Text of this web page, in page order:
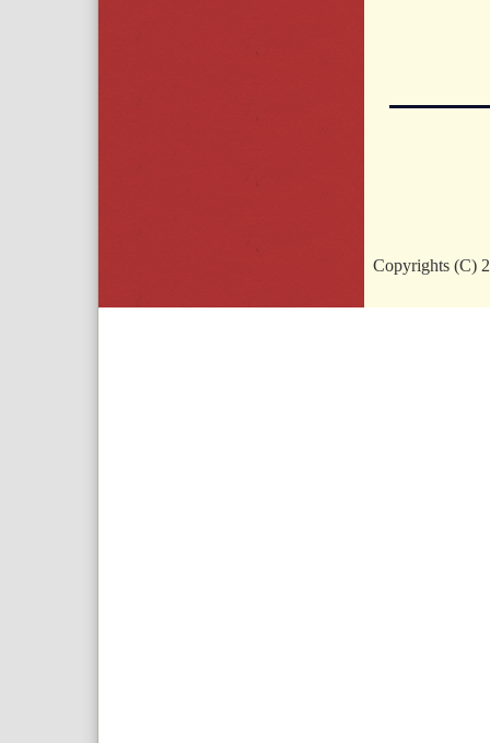
Copyrights (C)